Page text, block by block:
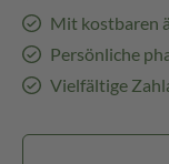
Mit kostbaren
Persönliche
Vielfältige